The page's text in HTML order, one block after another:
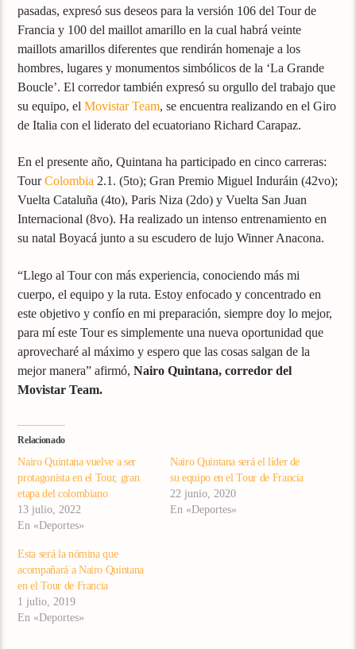
pasadas, expresó sus deseos para la versión 106 del Tour de
Francia y 100 del maillot amarillo en la cual habrá veinte
maillots amarillos diferentes que rendirán homenaje a los
hombres, lugares y monumentos simbólicos de la ‘La Grande
Boucle’. El corredor también expresó su orgullo del trabajo que
su equipo, elMovistar Team, se encuentra realizando en el Giro
de Italia con el liderato del ecuatoriano Richard Carapaz.
En el presente año, Quintana ha participado en cinco carreras:
TourColombia 2.1. (5to); Gran Premio Miguel Induráin (42vo);
Vuelta Cataluña (4to), Paris Niza (2do) y Vuelta San Juan
Internacional (8vo). Ha realizado un intenso entrenamiento en
su natal Boyacá junto a su escudero de lujo Winner Anacona.
“Llego al Tour con más experiencia, conociendo más mi
cuerpo, el equipo y la ruta. Estoy enfocado y concentrado en
este objetivo y confío en mi preparación, siempre doy lo mejor,
para mí este Tour es simplemente una nueva oportunidad que
aprovecharé al máximo y espero que las cosas salgan de la
mejor manera” afirmó, Nairo Quintana, corredor del
Movistar Team.
Relacionado
Nairo Quintana vuelve a ser
protagonista en el Tour, gran
etapa del colombiano
13 julio, 2022
En «Deportes»
Nairo Quintana será el líder de
su equipo en el Tour de Francia
22 junio, 2020
En «Deportes»
Esta será la nómina que
acompañará a Nairo Quintana
en el Tour de Francia
1 julio, 2019
En «Deportes»